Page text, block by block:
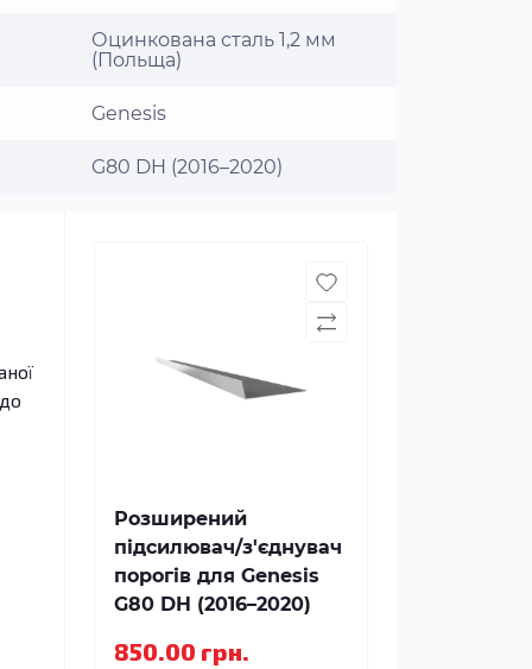
Оцинкована сталь 1,2 мм
(Польща)
Genesis
G80 DH (2016–2020)
Розширений
підсилювач/з'єднувач
порогів для Genesis
G80 DH (2016–2020)
850.00 грн.